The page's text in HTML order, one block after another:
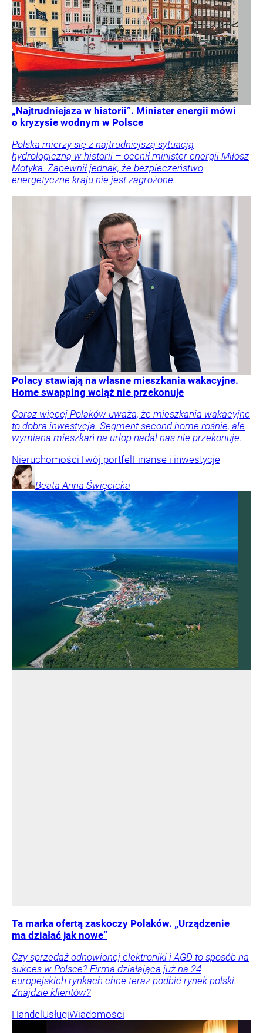
„Najtrudniejsza w historii”. Minister energii mówi
o kryzysie wodnym w Polsce
Polska mierzy się z najtrudniejszą sytuacją
hydrologiczną w historii – ocenił minister energii Miłosz
Motyka. Zapewnił jednak, że bezpieczeństwo
energetyczne kraju nie jest zagrożone.
Polacy stawiają na własne mieszkania wakacyjne.
Home swapping wciąż nie przekonuje
Coraz więcej Polaków uważa, że mieszkania wakacyjne
to dobra inwestycja. Segment second home rośnie, ale
wymiana mieszkań na urlop nadal nas nie przekonuje.
NieruchomościTwój portfel Finanse i inwestycje
Beata Anna Święcicka
Ta marka ofertą zaskoczy Polaków. „Urządzenie
ma działać jak nowe”
Czy sprzedaż odnowionej elektroniki i AGD to sposób na
sukces w Polsce? Firma działająca już na 24
europejskich rynkach chce teraz podbić rynek polski.
Znajdzie klientów?
Handel UsługiWiadomości